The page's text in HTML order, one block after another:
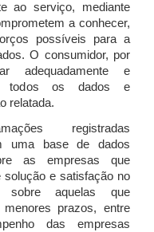
ao serviço, mediante
a conhecer,
possíveis para a
O consumidor, por
adequadamente e
todos os dados e
relatada.
registradas
uma base de dados
as empresas que
e satisfação no
sobre aquelas que
prazos, entre
das empresas